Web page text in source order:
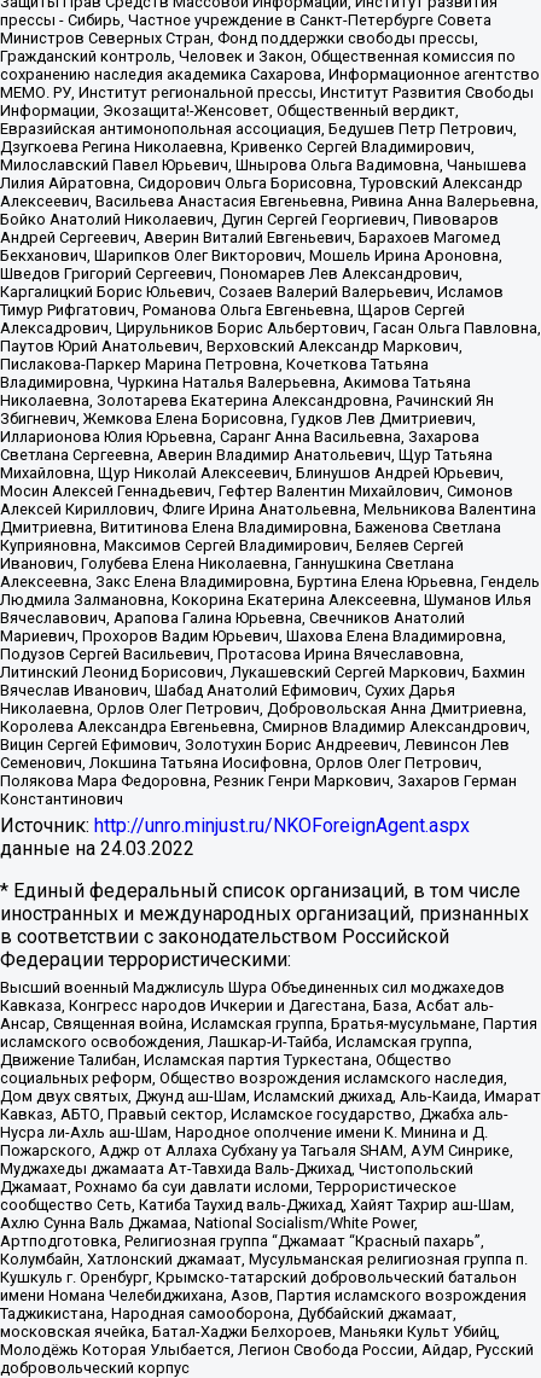
прессы - Сибирь, Частное учреждение в Санкт-Петербурге Совета
Министров Северных Стран, Фонд поддержки свободы прессы,
Гражданский контроль, Человек и Закон, Общественная комиссия по
сохранению наследия академика Сахарова, Информационное агентство
МЕМО. РУ, Институт региональной прессы, Институт Развития Свободы
Информации, Экозащита!-Женсовет, Общественный вердикт,
Евразийская антимонопольная ассоциация, Бедушев Петр Петрович,
Дзугкоева Регина Николаевна, Кривенко Сергей Владимирович,
Милославский Павел Юрьевич, Шнырова Ольга Вадимовна, Чанышева
Лилия Айратовна, Сидорович Ольга Борисовна, Туровский Александр
Алексеевич, Васильева Анастасия Евгеньевна, Ривина Анна Валерьевна,
Бойко Анатолий Николаевич, Дугин Сергей Георгиевич, Пивоваров
Андрей Сергеевич, Аверин Виталий Евгеньевич, Барахоев Магомед
Бекханович, Шарипков Олег Викторович, Мошель Ирина Ароновна,
Шведов Григорий Сергеевич, Пономарев Лев Александрович,
Каргалицкий Борис Юльевич, Созаев Валерий Валерьевич, Исламов
Тимур Рифгатович, Романова Ольга Евгеньевна, Щаров Сергей
Алексадрович, Цирульников Борис Альбертович, Гасан Ольга Павловна,
Паутов Юрий Анатольевич, Верховский Александр Маркович,
Пислакова-Паркер Марина Петровна, Кочеткова Татьяна
Владимировна, Чуркина Наталья Валерьевна, Акимова Татьяна
Николаевна, Золотарева Екатерина Александровна, Рачинский Ян
Збигневич, Жемкова Елена Борисовна, Гудков Лев Дмитриевич,
Илларионова Юлия Юрьевна, Саранг Анна Васильевна, Захарова
Светлана Сергеевна, Аверин Владимир Анатольевич, Щур Татьяна
Михайловна, Щур Николай Алексеевич, Блинушов Андрей Юрьевич,
Мосин Алексей Геннадьевич, Гефтер Валентин Михайлович, Симонов
Алексей Кириллович, Флиге Ирина Анатольевна, Мельникова Валентина
Дмитриевна, Вититинова Елена Владимировна, Баженова Светлана
Куприяновна, Максимов Сергей Владимирович, Беляев Сергей
Иванович, Голубева Елена Николаевна, Ганнушкина Светлана
Алексеевна, Закс Елена Владимировна, Буртина Елена Юрьевна, Гендель
Людмила Залмановна, Кокорина Екатерина Алексеевна, Шуманов Илья
Вячеславович, Арапова Галина Юрьевна, Свечников Анатолий
Мариевич, Прохоров Вадим Юрьевич, Шахова Елена Владимировна,
Подузов Сергей Васильевич, Протасова Ирина Вячеславовна,
Литинский Леонид Борисович, Лукашевский Сергей Маркович, Бахмин
Вячеслав Иванович, Шабад Анатолий Ефимович, Сухих Дарья
Николаевна, Орлов Олег Петрович, Добровольская Анна Дмитриевна,
Королева Александра Евгеньевна, Смирнов Владимир Александрович,
Вицин Сергей Ефимович, Золотухин Борис Андреевич, Левинсон Лев
Семенович, Локшина Татьяна Иосифовна, Орлов Олег Петрович,
Полякова Мара Федоровна, Резник Генри Маркович, Захаров Герман
Константинович
Источник: http://unro.minjust.ru/NKOForeignAgent.aspx
данные на 24.03.2022
* Единый федеральный список организаций, в том числе
иностранных и международных организаций, признанных
в соответствии с законодательством Российской
Федерации террористическими:
Высший военный Маджлисуль Шура Объединенных сил моджахедов
Кавказа, Конгресс народов Ичкерии и Дагестана, База, Асбат аль-
Ансар, Священная война, Исламская группа, Братья-мусульмане, Партия
исламского освобождения, Лашкар-И-Тайба, Исламская группа,
Движение Талибан, Исламская партия Туркестана, Общество
социальных реформ, Общество возрождения исламского наследия,
Дом двух святых, Джунд аш-Шам, Исламский джихад, Аль-Каида, Имарат
Кавказ, АБТО, Правый сектор, Исламское государство, Джабха аль-
Нусра ли-Ахль аш-Шам, Народное ополчение имени К. Минина и Д.
Пожарского, Аджр от Аллаха Субхану уа Тагьаля SHAM, АУМ Синрике,
Муджахеды джамаата Ат-Тавхида Валь-Джихад, Чистопольский
Джамаат, Рохнамо ба суи давлати исломи, Террористическое
сообщество Сеть, Катиба Таухид валь-Джихад, Хайят Тахрир аш-Шам,
Ахлю Сунна Валь Джамаа, National Socialism/White Power,
Артподготовка, Религиозная группа “Джамаат “Красный пахарь”,
Колумбайн, Хатлонский джамаат, Мусульманская религиозная группа п.
Кушкуль г. Оренбург, Крымско-татарский добровольческий батальон
имени Номана Челебиджихана, Азов, Партия исламского возрождения
Таджикистана, Народная самооборона, Дуббайский джамаат,
московская ячейка, Батал-Хаджи Белхороев, Маньяки Культ Убийц,
Молодёжь Которая Улыбается, Легион Свобода России, Айдар, Русский
добровольческий корпус